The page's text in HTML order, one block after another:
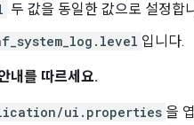
두 값을 동일한 값으로 설정합
입니다.
내를 따르세요.
ui.properties 을